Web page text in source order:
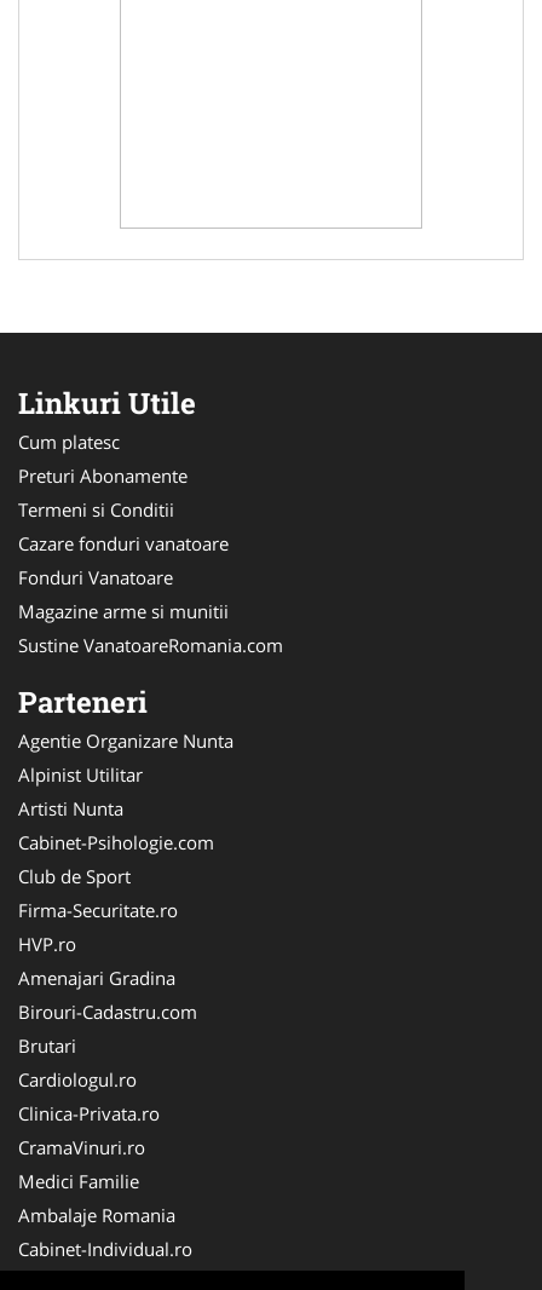
Linkuri Utile
Cum platesc
Preturi Abonamente
Termeni si Conditii
Cazare fonduri vanatoare
Fonduri Vanatoare
Magazine arme si munitii
Sustine VanatoareRomania.com
Parteneri
Agentie Organizare Nunta
Alpinist Utilitar
Artisti Nunta
Cabinet-Psihologie.com
Club de Sport
Firma-Securitate.ro
HVP.ro
Amenajari Gradina
Birouri-Cadastru.com
Brutari
Cardiologul.ro
Clinica-Privata.ro
CramaVinuri.ro
Medici Familie
Ambalaje Romania
Cabinet-Individual.ro